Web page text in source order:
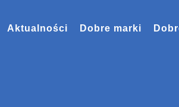
Aktualności Dobre marki